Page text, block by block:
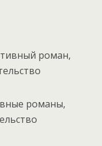
роман,
романы,